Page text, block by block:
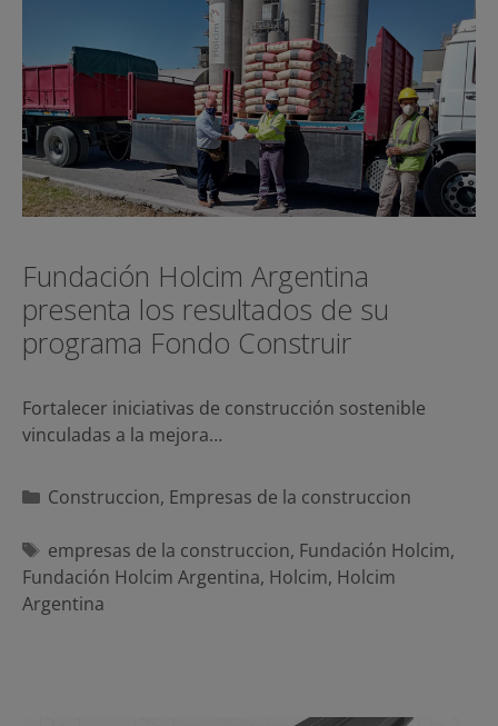
Fundación Holcim Argentina
presenta los resultados de su
programa Fondo Construir
Fortalecer iniciativas de construcción sostenible
vinculadas a la mejora…
Categorías
Construccion, Empresas de la construccion
Etiquetas
empresas de la construccion, Fundación Holcim,
Fundación Holcim Argentina, Holcim, Holcim
Argentina